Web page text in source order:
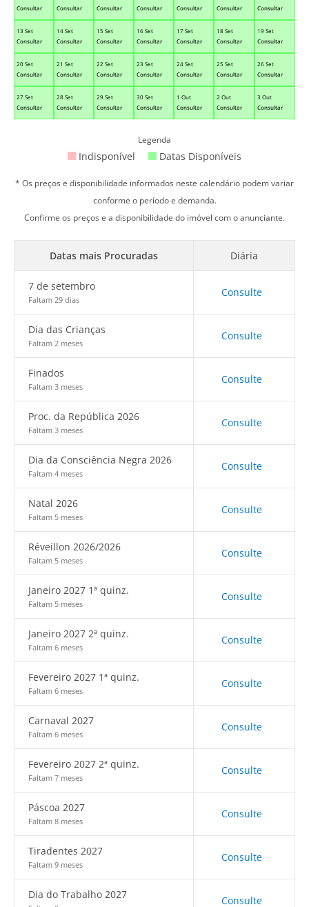
Consultar
Consultar
Consultar
Consultar
Consultar
Consultar
Consultar
13 Set
Consultar
14 Set
Consultar
15 Set
Consultar
16 Set
Consultar
17 Set
Consultar
18 Set
Consultar
19 Set
Consultar
20 Set
Consultar
21 Set
Consultar
22 Set
Consultar
23 Set
Consultar
24 Set
Consultar
25 Set
Consultar
26 Set
Consultar
27 Set
Consultar
28 Set
Consultar
29 Set
Consultar
30 Set
Consultar
1 Out
Consultar
2 Out
Consultar
3 Out
Consultar
Legenda
Indisponível Datas Disponíveis
* Os preços e disponibilidade informados neste calendário podem variar
conforme o período e demanda.
Confirme os preços e a disponibilidade do imóvel com o anunciante.
Datas mais Procuradas Diária
7 de setembro
Faltam 29 dias
Consulte
Dia das Crianças
Faltam 2 meses
Consulte
Finados
Faltam 3 meses
Consulte
Proc. da República 2026
Faltam 3 meses
Consulte
Dia da Consciência Negra 2026
Faltam 4 meses
Consulte
Natal 2026
Faltam 5 meses
Consulte
Réveillon 2026/2026
Faltam 5 meses
Consulte
Janeiro 2027 1ª quinz.
Faltam 5 meses
Consulte
Janeiro 2027 2ª quinz.
Faltam 6 meses
Consulte
Fevereiro 2027 1ª quinz.
Faltam 6 meses
Consulte
Carnaval 2027
Faltam 6 meses
Consulte
Fevereiro 2027 2ª quinz.
Faltam 7 meses
Consulte
Páscoa 2027
Faltam 8 meses
Consulte
Tiradentes 2027
Faltam 9 meses
Consulte
Dia do Trabalho 2027 Consulte